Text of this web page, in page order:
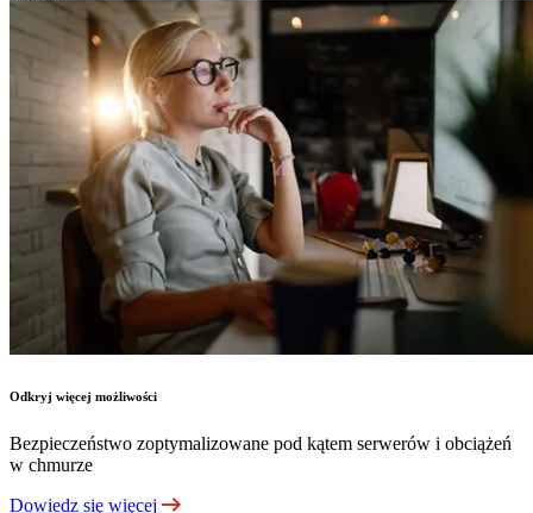
Odkryj więcej możliwości
Bezpieczeństwo zoptymalizowane pod kątem serwerów i obciążeń
w chmurze
Dowiedz się więcej